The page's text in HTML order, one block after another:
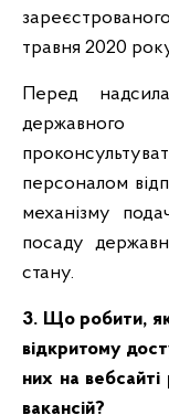
травня 2020
Перед
персоналом
механізму
посаду
стану.
3. Що робити,
відкритому
них на
вакансій?